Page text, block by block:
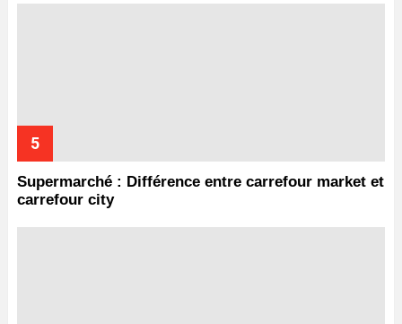
Supermarché : Différence entre carrefour market et
carrefour city